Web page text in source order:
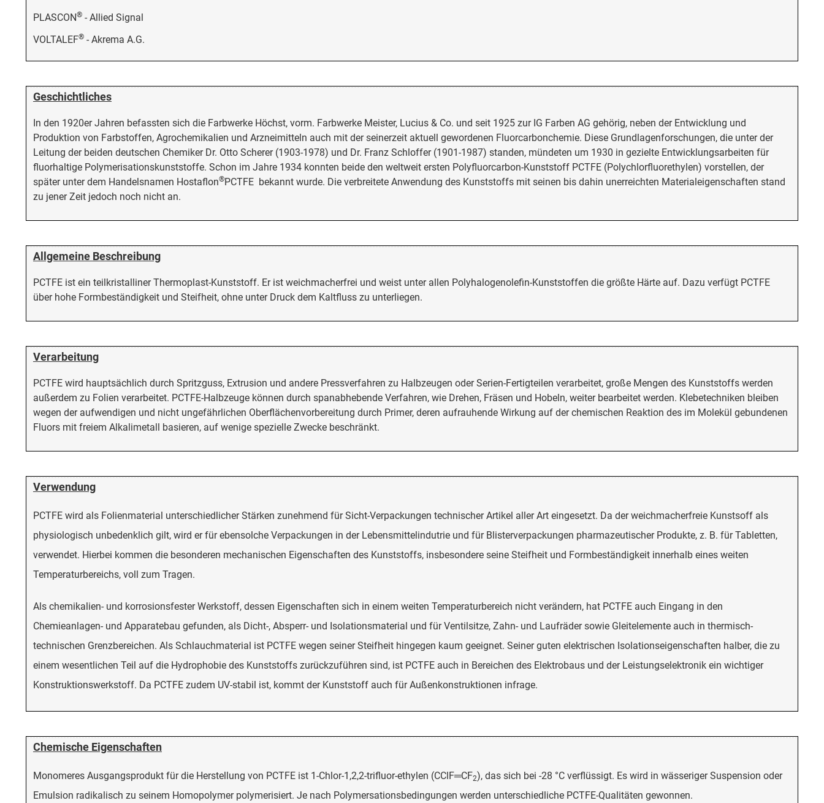
PLASCON® - Allied Signal
VOLTALEF® - Akrema A.G.
Geschichtliches
In den 1920er Jahren befassten sich die Farbwerke Höchst, vorm. Farbwerke Meister, Lucius & Co. und seit 1925 zur IG Farben AG gehörig, neben der Entwicklung und
Produktion von Farbstoffen, Agrochemikalien und Arzneimitteln auch mit der seinerzeit aktuell gewordenen Fluorcarbonchemie. Diese Grundlagenforschungen, die unter der
Leitung der beiden deutschen Chemiker Dr. Otto Scherer (1903-1978) und Dr. Franz Schloffer (1901-1987) standen, mündeten um 1930 in gezielte Entwicklungsarbeiten für
fluorhaltige Polymerisationskunststoffe. Schon im Jahre 1934 konnten beide den weltweit ersten Polyfluorcarbon-Kunststoff PCTFE (Polychlorfluorethylen) vorstellen, der
später unter dem Handelsnamen Hostaflon®PCTFE bekannt wurde. Die verbreitete Anwendung des Kunststoffs mit seinen bis dahin unerreichten Materialeigenschaften stand
zu jener Zeit jedoch noch nicht an.
Allgemeine Beschreibung
PCTFE ist ein teilkristalliner Thermoplast-Kunststoff. Er ist weichmacherfrei und weist unter allen Polyhalogenolefin-Kunststoffen die größte Härte auf. Dazu verfügt PCTFE
über hohe Formbeständigkeit und Steifheit, ohne unter Druck dem Kaltfluss zu unterliegen.
Verarbeitung
PCTFE wird hauptsächlich durch Spritzguss, Extrusion und andere Pressverfahren zu Halbzeugen oder Serien-Fertigteilen verarbeitet, große Mengen des Kunststoffs werden
außerdem zu Folien verarbeitet. PCTFE-Halbzeuge können durch spanabhebende Verfahren, wie Drehen, Fräsen und Hobeln, weiter bearbeitet werden. Klebetechniken bleiben
wegen der aufwendigen und nicht ungefährlichen Oberflächenvorbereitung durch Primer, deren aufrauhende Wirkung auf der chemischen Reaktion des im Molekül gebundenen
Fluors mit freiem Alkalimetall basieren, auf wenige spezielle Zwecke beschränkt.
Verwendung
PCTFE wird als Folienmaterial unterschiedlicher Stärken zunehmend für Sicht-Verpackungen technischer Artikel aller Art eingesetzt. Da der weichmacherfreie Kunstsoff als
physiologisch unbedenklich gilt, wird er für ebensolche Verpackungen in der Lebensmittelindutrie und für Blisterverpackungen pharmazeutischer Produkte, z. B. für Tabletten,
verwendet. Hierbei kommen die besonderen mechanischen Eigenschaften des Kunststoffs, insbesondere seine Steifheit und Formbeständigkeit innerhalb eines weiten
Temperaturbereichs, voll zum Tragen.
Als chemikalien- und korrosionsfester Werkstoff, dessen Eigenschaften sich in einem weiten Temperaturbereich nicht verändern, hat PCTFE auch Eingang in den
Chemieanlagen- und Apparatebau gefunden, als Dicht-, Absperr- und Isolationsmaterial und für Ventilsitze, Zahn- und Laufräder sowie Gleitelemente auch in thermisch-
technischen Grenzbereichen. Als Schlauchmaterial ist PCTFE wegen seiner Steifheit hingegen kaum geeignet. Seiner guten elektrischen Isolationseigenschaften halber, die zu
einem wesentlichen Teil auf die Hydrophobie des Kunststoffs zurückzuführen sind, ist PCTFE auch in Bereichen des Elektrobaus und der Leistungselektronik ein wichtiger
Konstruktionswerkstoff. Da PCTFE zudem UV-stabil ist, kommt der Kunststoff auch für Außenkonstruktionen infrage.
Chemische Eigenschaften
Monomeres Ausgangsprodukt für die Herstellung von PCTFE ist 1-Chlor-1,2,2-trifluor-ethylen (CClF═CF2), das sich bei -28 °C verflüssigt. Es wird in wässeriger Suspension oder
Emulsion radikalisch zu seinem Homopolymer polymerisiert. Je nach Polymersationsbedingungen werden unterschiedliche PCTFE-Qualitäten gewonnen.